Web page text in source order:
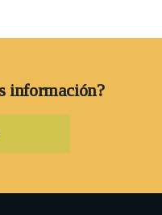
información?